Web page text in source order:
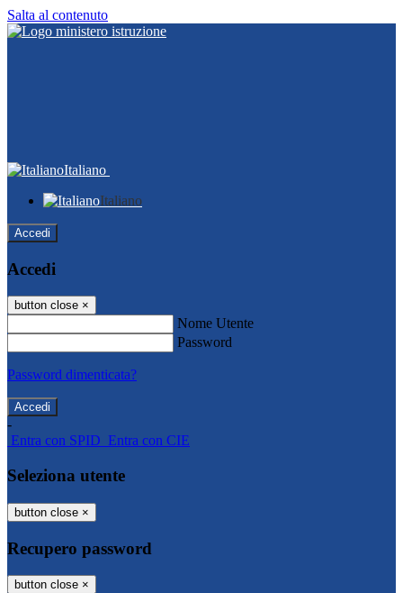
Salta al contenuto
Italiano
Italiano
Accedi
Accedi
button close ×
Nome Utente
Password
Password dimenticata?
-
Entra con SPID Entra con CIE
Seleziona utente
button close ×
Recupero password
button close ×